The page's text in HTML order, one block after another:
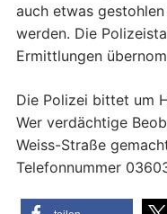
auch etwas
werden. Die
Ermittlungen
Die Polizei bittet um
Wer verdächtige
Weiss-Straße
Telefonnummer